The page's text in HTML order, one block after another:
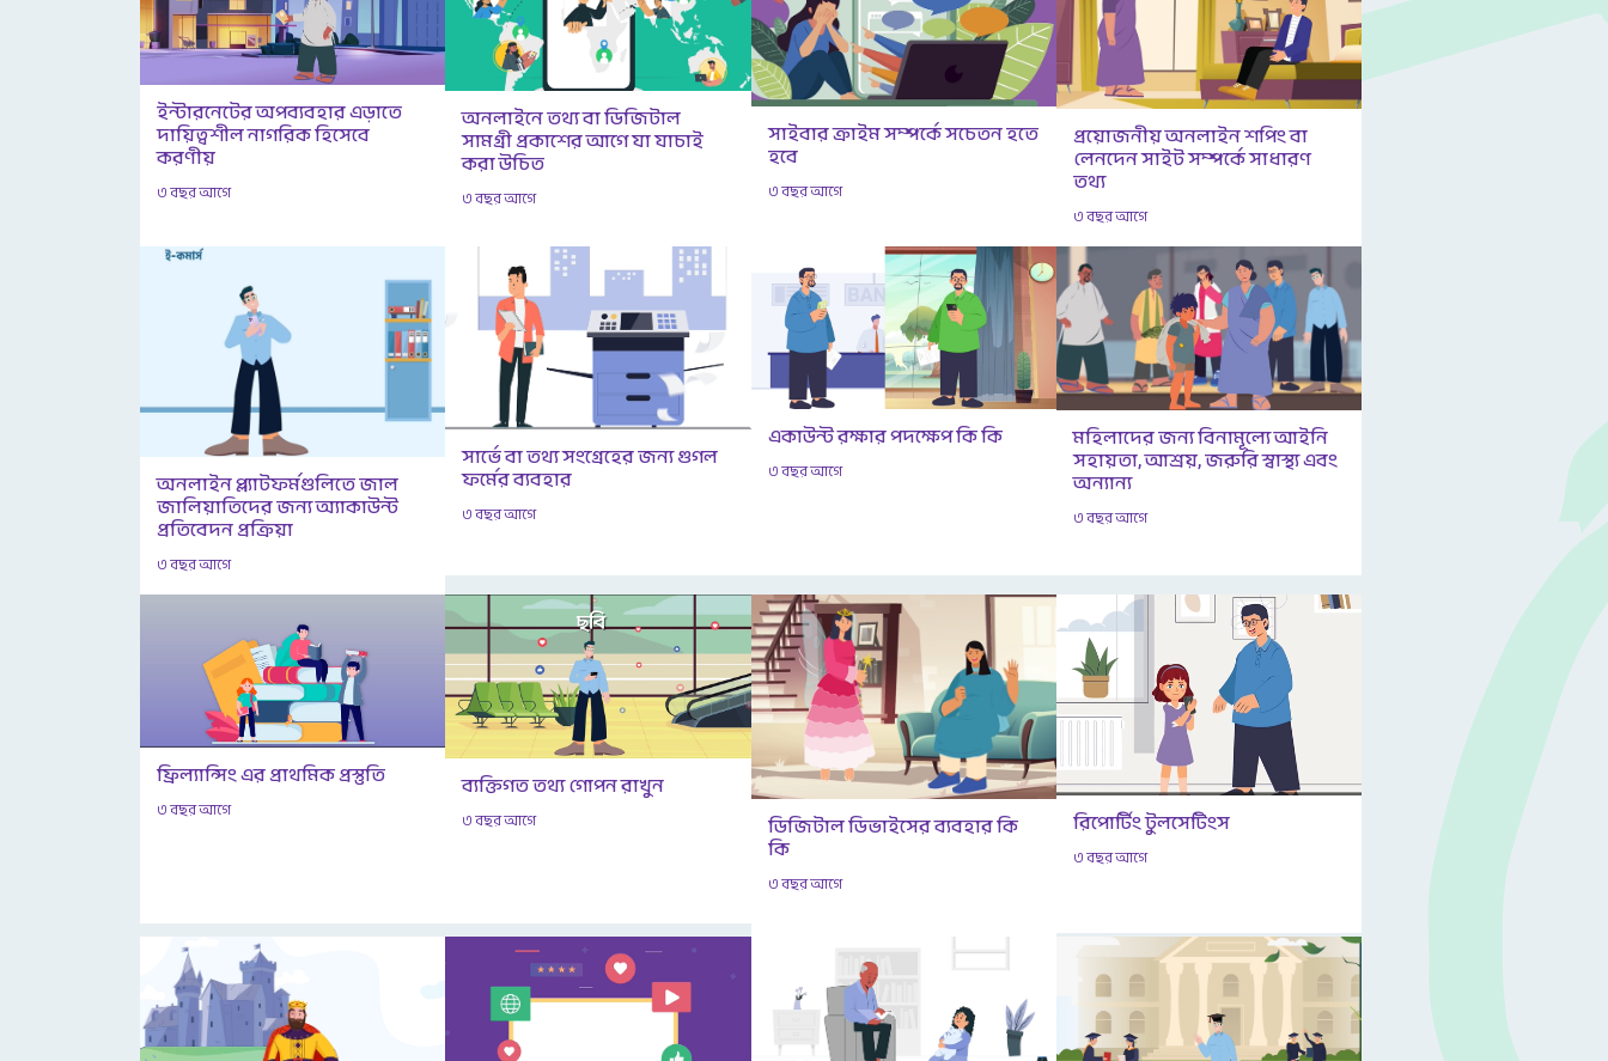
ইন্টারনেটের অপব্যবহার এড়াতে
দায়িত্বশীল নাগরিক হিসেবে
করণীয়
৩ বছর আগে
অনলাইনে তথ্য বা ডিজিটাল
সামগ্রী প্রকাশের আগে যা যাচাই
করা উচিত
৩ বছর আগে
সাইবার ক্রাইম সম্পর্কে সচেতন হতে
হবে
৩ বছর আগে
প্রয়োজনীয় অনলাইন শপিং বা
লেনদেন সাইট সম্পর্কে সাধারণ
তথ্য
৩ বছর আগে
অনলাইন প্ল্যাটফর্মগুলিতে জাল
জালিয়াতিদের জন্য অ্যাকাউন্ট
প্রতিবেদন প্রক্রিয়া
৩ বছর আগে
সার্ভে বা তথ্য সংগ্রেহের জন্য গুগল
ফর্মের ব্যবহার
৩ বছর আগে
একাউন্ট রক্ষার পদক্ষেপ কি কি
৩ বছর আগে
মহিলাদের জন্য বিনামূল্যে আইনি
সহায়তা, আশ্রয়, জরুরি স্বাস্থ্য এবং
অন্যান্য
৩ বছর আগে
ফ্রিল্যান্সিং এর প্রাথমিক প্রস্তুতি
৩ বছর আগে
ব্যক্তিগত তথ্য গোপন রাখুন
৩ বছর আগে ডিজিটাল ডিভাইসের ব্যবহার কি
কি
৩ বছর আগে
রিপোর্টিং টুলসেটিংস
৩ বছর আগে